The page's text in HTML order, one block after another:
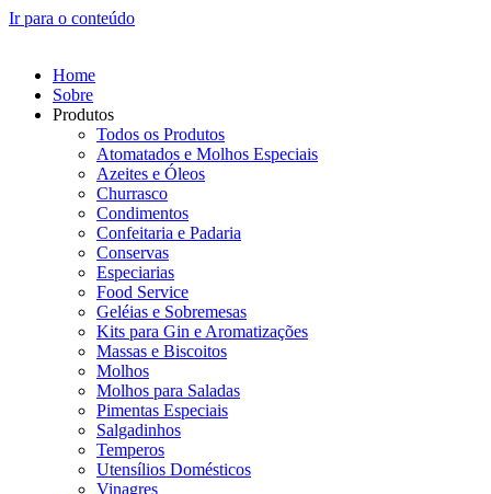
Ir para o conteúdo
Home
Sobre
Produtos
Todos os Produtos
Atomatados e Molhos Especiais
Azeites e Óleos
Churrasco
Condimentos
Confeitaria e Padaria
Conservas
Especiarias
Food Service
Geléias e Sobremesas
Kits para Gin e Aromatizações
Massas e Biscoitos
Molhos
Molhos para Saladas
Pimentas Especiais
Salgadinhos
Temperos
Utensílios Domésticos
Vinagres